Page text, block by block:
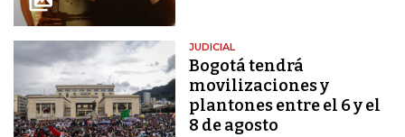
JUDICIAL
Bogotá tendrá
movilizaciones y
plantones entre el 6 y el
8 de agosto